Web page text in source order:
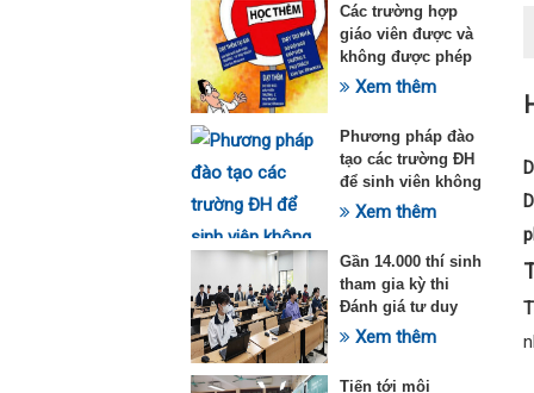
Các trường hợp
giáo viên được và
không được phép
dạy thêm theo
Xem thêm
Phương pháp đào
tạo các trường ĐH
để sinh viên không
quá tải với ngành
Xem thêm
Gần 14.000 thí sinh
tham gia kỳ thi
Đánh giá tư duy
đợt 1 năm 2025
Xem thêm
Tiến tới môi